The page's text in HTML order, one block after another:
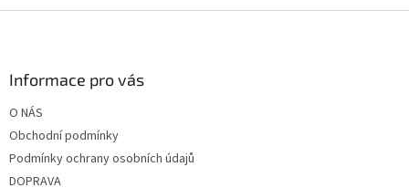
Informace pro vás
O NÁS
Obchodní podmínky
Podmínky ochrany osobních údajů
DOPRAVA